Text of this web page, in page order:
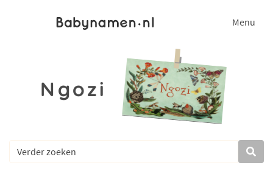
Menu
Ngozi